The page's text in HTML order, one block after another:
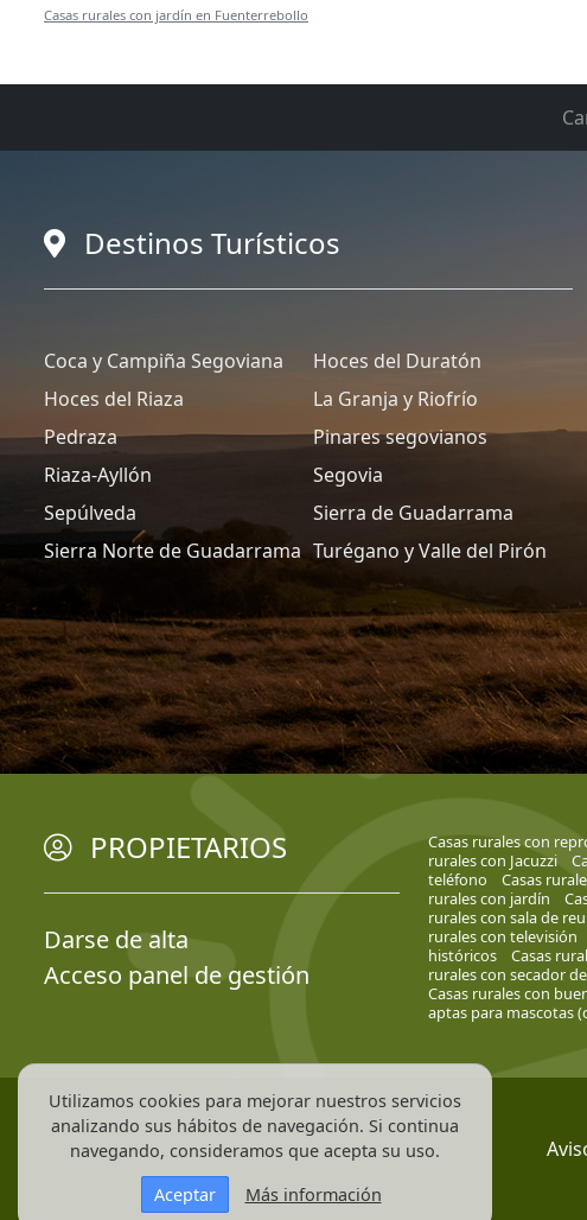
Casas rurales con jardín en Fuenterrebollo
Destinos Turísticos
Coca y Campiña Segoviana
Hoces del Duratón
Hoces del Riaza
La Granja y Riofrío
Pedraza
Pinares segovianos
Riaza-Ayllón
Segovia
Sepúlveda
Sierra de Guadarrama
Sierra Norte de Guadarrama Turégano y Valle del Pirón
PROPIETARIOS
Darse de alta
Acceso panel de gestión
Casas rurales con
rurales con Jacuzzi
teléfono
Casas
rurales con jardín
rurales con sala de
rurales con televisión
históricos
Casas
rurales con secador
Casas rurales con
aptas para mascotas
Utilizamos cookies para mejorar nuestros servicios
analizando sus hábitos de navegación. Si continua
navegando, consideramos que acepta su uso.
Aceptar
Más información